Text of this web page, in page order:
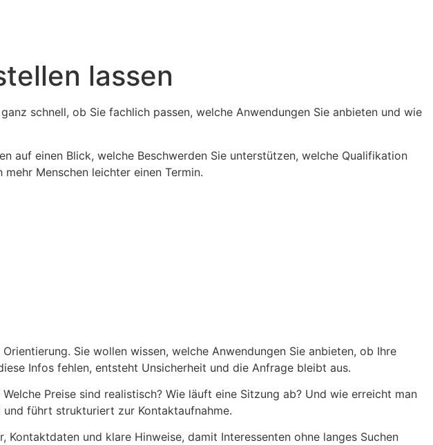
lassen
schnell, ob Sie fachlich passen, welche Anwendungen Sie anbieten und wie
auf einen Blick, welche Beschwerden Sie unterstützen, welche Qualifikation
Menschen leichter einen Termin.
Sie wollen wissen, welche Anwendungen Sie anbieten, ob Ihre
Infos fehlen, entsteht Unsicherheit und die Anfrage bleibt aus.
Preise sind realistisch? Wie läuft eine Sitzung ab? Und wie erreicht man
und führt strukturiert zur Kontaktaufnahme.
und klare Hinweise, damit Interessenten ohne langes Suchen